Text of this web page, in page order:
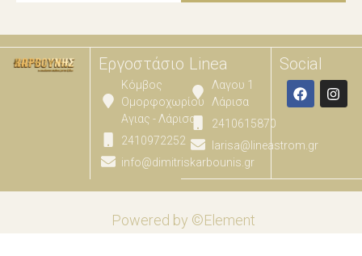
Εργοστάσιο
Κόμβος
Ομορφοχωρίου
Αγιας - Λάρισας
2410972252
info@dimitriskarbounis.gr
Linea
Λαγου 1
Λάρισα
2410615870
larisa@lineastrom.gr
Social
Powered by ©Element